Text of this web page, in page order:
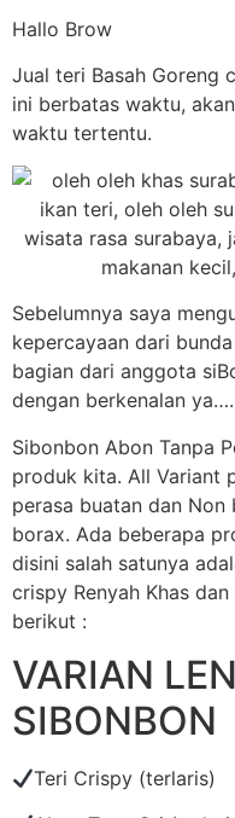
Hallo Brow
Jual teri Basah Goreng
ini berbatas waktu,
waktu tertentu.
Sebelumnya saya
kepercayaan dari
bagian dari anggota
dengan berkenalan ya….
Sibonbon Abon Tanpa
produk kita. All Variant
perasa buatan dan
borax. Ada beberapa
disini salah satunya
crispy Renyah Khas
berikut :
VARIAN
SIBONBON
Teri Crispy (terlaris)